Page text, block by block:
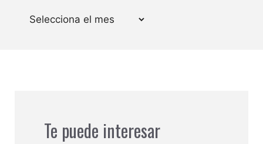
Arxius
Te puede interesar